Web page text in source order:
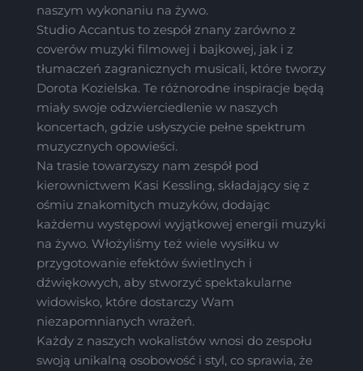
naszym wykonaniu na żywo.
Studio Accantus to zespół znany zarówno z
coverów muzyki filmowej i bajkowej, jak i z
tłumaczeń zagranicznych musicali, które tworzy
Dorota Kozielska. Te różnorodne inspiracje będą
miały swoje odzwierciedlenie w naszych
koncertach, gdzie usłyszycie pełne spektrum
muzycznych opowieści.
Na trasie towarzyszy nam zespół pod
kierownictwem Kasi Kessling, składający się z
ośmiu znakomitych muzyków, dodając
każdemu występowi wyjątkowej energii muzyki
na żywo. Włożyliśmy też wiele wysiłku w
przygotowanie efektów świetlnych i
dźwiękowych, aby stworzyć spektakularne
widowisko, które dostarczy Wam
niezapomnianych wrażeń.
Każdy z naszych wokalistów wnosi do zespołu
swoją unikalną osobowość i styl, co sprawia, że